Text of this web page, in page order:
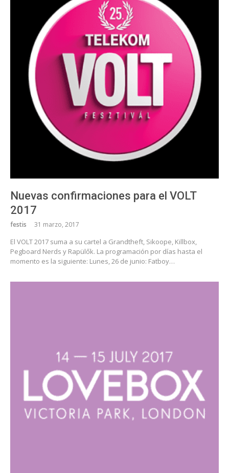
Nuevas confirmaciones para el VOLT
2017
festis 31 marzo, 2017
El VOLT 2017 suma a su cartel a Grandtheft, Sikoope, Killbox,
Pegboard Nerds y Rapülők. La programación por días hasta el
momento es la siguiente: Lunes, 26 de junio: Fatboy…